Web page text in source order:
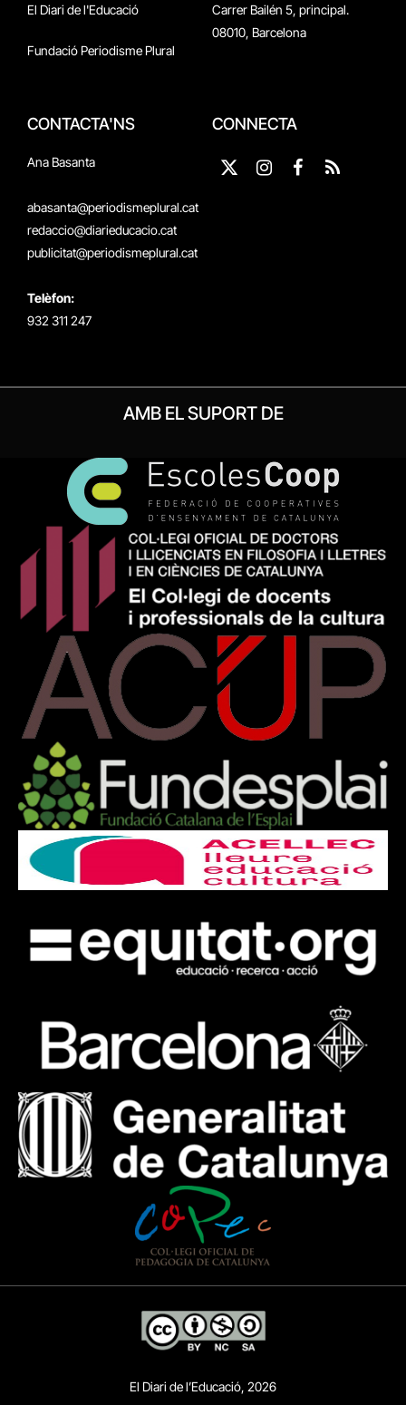
El Diari de l'Educació
Fundació Periodisme Plural
Carrer Bailén 5, principal.
08010, Barcelona
CONTACTA'NS
Ana Basanta
abasanta@periodismeplural.cat
redaccio@diarieducacio.cat
publicitat@periodismeplural.cat
Telèfon:
932 311 247
CONNECTA
X
InstagramFacebook
RSS
AMB EL SUPORT DE
El Diari de l’Educació, 2026